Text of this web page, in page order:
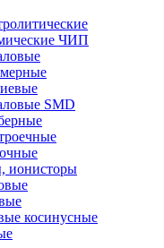
ЧИП
SMD
ионисторы
косинусные